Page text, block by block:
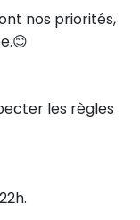
nos priorités,
les règles